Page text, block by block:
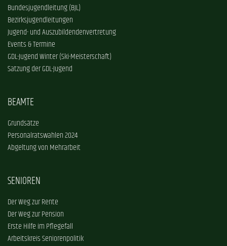
Bundesjugendleitung (BJL)
Bezirksjugendleitungen
Jugend- und Auszubildendenvertretung
Events & Termine
GDL-Jugend Winter (Ski-Meisterschaft)
Satzung der GDL-Jugend
BEAMTE
Grundsätze
Personalratswahlen 2024
Abgeltung von Mehrarbeit
SENIOREN
Der Weg zur Rente
Der Weg zur Pension
Erste Hilfe im Pflegefall
Arbeitskreis Seniorenpolitik